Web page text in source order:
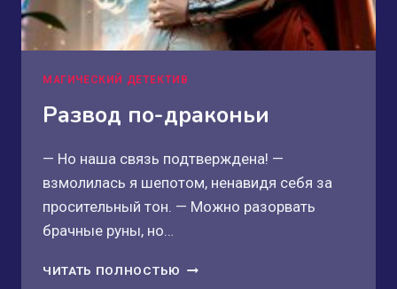
МАГИЧЕСКИЙ ДЕТЕКТИВ
Развод по-драконьи
— Но наша связь подтверждена! —
взмолилась я шепотом, ненавидя себя за
просительный тон. — Можно разорвать
брачные руны, но…
ЧИТАТЬ ПОЛНОСТЬЮ РАЗВОД